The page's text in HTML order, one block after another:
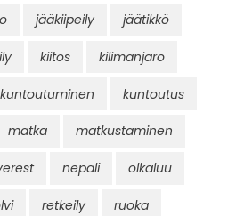
jääkiipeily jäätikkö
kiitos kilimanjaro
kuntoutuminen kuntoutus
matka matkustaminen
nepali olkaluu
retkeily ruoka